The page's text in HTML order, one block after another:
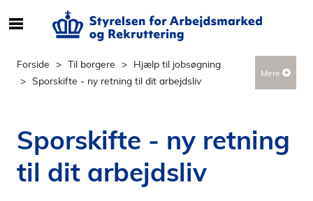
e
r
Forside Til borgere
Hjælp til jobsøgning
Sporskifte - ny retning til dit arbejdsliv
Mere
Sporskifte - ny retning
til dit arbejdsliv